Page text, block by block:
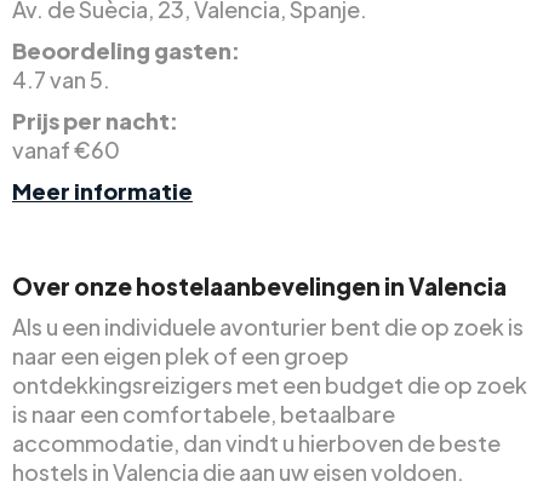
Av. de Suècia, 23, Valencia, Spanje.
Beoordeling gasten:
4.7 van 5.
Prijs per nacht:
vanaf €60
Meer informatie
Over onze hostelaanbevelingen in Valencia
Als u een individuele avonturier bent die op zoek is
naar een eigen plek of een groep
ontdekkingsreizigers met een budget die op zoek
is naar een comfortabele, betaalbare
accommodatie, dan vindt u hierboven de beste
hostels in Valencia die aan uw eisen voldoen.